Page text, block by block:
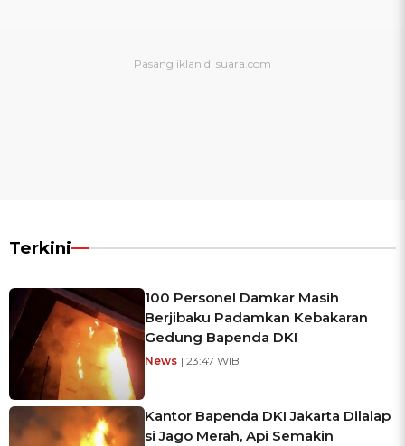
Terkini
100 Personel Damkar Masih
Berjibaku Padamkan Kebakaran
Gedung Bapenda DKI
News | 23:47 WIB
Kantor Bapenda DKI Jakarta Dilalap
si Jago Merah, Api Semakin